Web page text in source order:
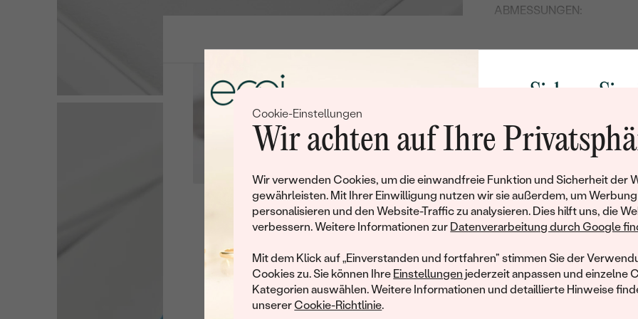
Cookie-Einstellungen
Wir achten auf Ihre
Wir verwenden Cookies, um die einwandfreie Funktion und Sicherheit der
gewährleisten. Mit Ihrer Einwilligung nutzen wir sie außerdem, um Werbung
personalisieren und den Website-Traffic zu analysieren. Dies hilft uns, die
verbessern. Weitere Informationen zur Datenverarbeitung durch Google
Mit dem Klick auf „Einverstanden und fortfahren" stimmen Sie der
Cookies zu. Sie können Ihre Einstellungen jederzeit anpassen und einzelne
Kategorien auswählen. Weitere Informationen und detaillierte Hinweise
unserer Cookie-Richtlinie.
ABMESSUNGEN:
Nebensteine
KARATGEWICHT:
FORM:
REINHEIT:
FARBE:
Leider hat dieses Schmuckstück bereits seinen Besitzer
informiert werden möchten, hinterlassen Sie uns bitte Ihre E-
E-Mail
Sichern Sie
Rabatt auf
Werden Sie Teil
und entdecken Sie die
gefertigten Schmucks
Ihren ersten